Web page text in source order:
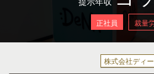
正社員 裁量
株式会社ディ